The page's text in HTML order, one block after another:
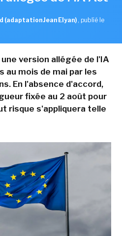
(adaptation Jean Elyan) , publié le
version allégée de l'IA
mois de mai par les
En l'absence d'accord,
fixée au 2 août pour
risque s'appliquera telle